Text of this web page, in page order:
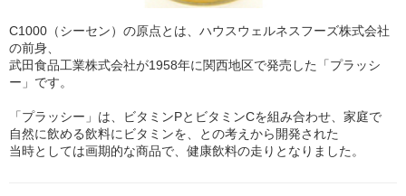
C1000（シーセン）の原点とは、ハウスウェルネスフーズ株式会社
の前身、
武田食品工業株式会社が1958年に関西地区で発売した「プラッシ
ー」です。
「プラッシー」は、ビタミンPとビタミンCを組み合わせ、家庭で
自然に飲める飲料にビタミンを、との考えから開発された
当時としては画期的な商品で、健康飲料の走りとなりました。